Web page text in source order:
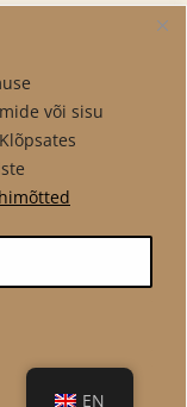
või sisu
EN